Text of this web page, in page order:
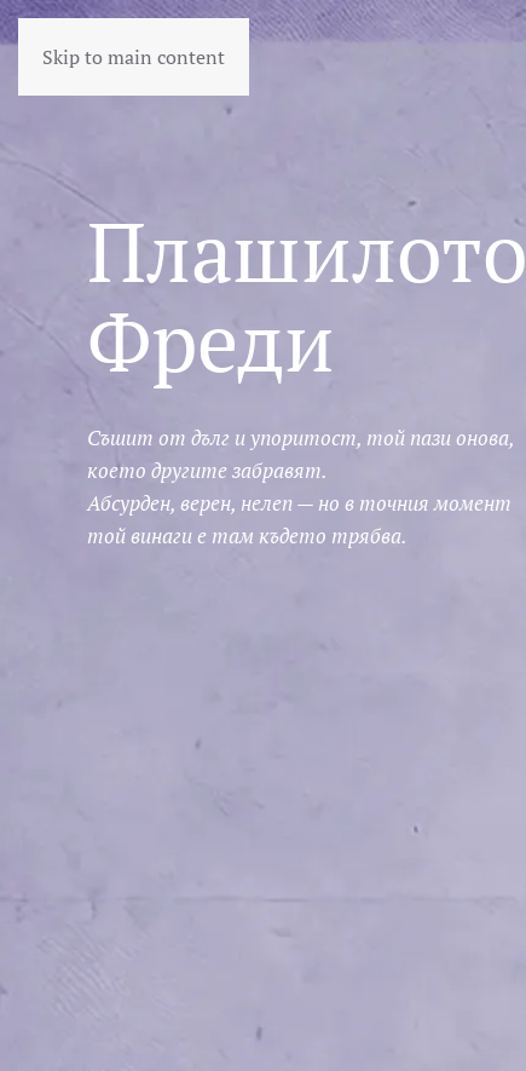
Skip to main content
Плашилото
Фреди
Съшит от дълг и упоритост, той пази онова,
което другите забравят.
Абсурден, верен, нелеп — но в точния момент
той винаги е там където трябва.